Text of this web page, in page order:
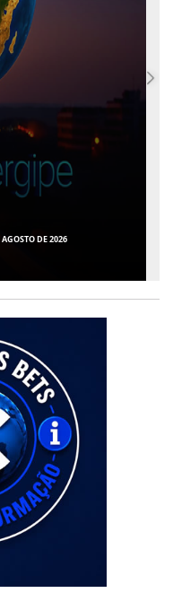
DE 2026